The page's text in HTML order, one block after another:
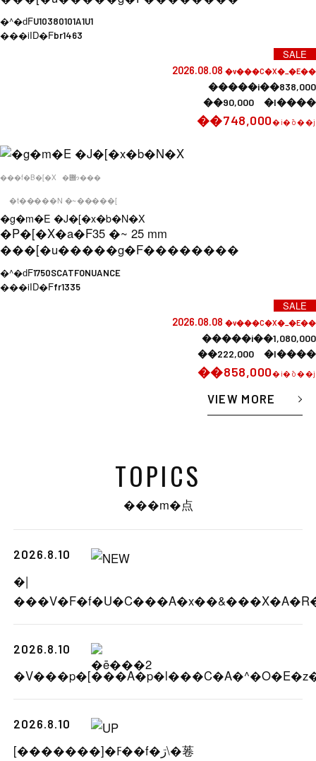
�^�ԁFU10380101A1U1
���iID�Fbr1463
SALE
2026.08.08 �v���C�X�_�E��
�����i��838,000
��90,000 �l����
��748,000�i�ō��j
���f�B�[�X �݌ɂ���
�t�����N �~�����[
�g�m�E �J�[�x�b�N�X
�P�[�X�a�F35 �~ 25 mm
���[�u�����g�F��������
�^�ԁF1750SCATFONUANCE
���iID�Ffr1335
SALE
2026.08.08 �v���C�X�_�E��
�����i��1,080,000
��222,000 �l����
��858,000�i�ō��j
VIEW MORE
TOPICS
���m�点
2026.8.10
�|
2026.8.10
2026.8.10
[�������]�ߓ��f�ڗ\�菤